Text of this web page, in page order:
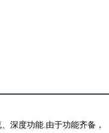
深度功能.由于功能齐备，